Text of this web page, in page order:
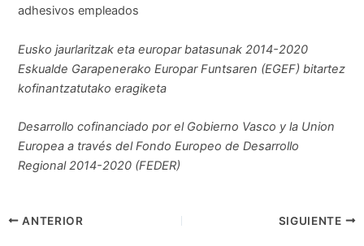
adhesivos empleados
Eusko jaurlaritzak eta europar batasunak 2014-2020
Eskualde Garapenerako Europar Funtsaren (EGEF) bitartez
kofinantzatutako eragiketa
Desarrollo cofinanciado por el Gobierno Vasco y la Union
Europea a través del Fondo Europeo de Desarrollo
Regional 2014-2020 (FEDER)
ANTERIOR SIGUIENTE